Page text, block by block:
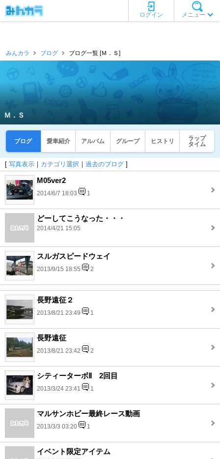
メニュー
ログイン
みんカラ ブログ ブログ一覧 [Ｍ．Ｓ]
Ｍ．Ｓ
ブログ 愛車紹介 アルバム グループ ヒストリ
ラップ
タイム
[ 写真表示 ｜ カテゴリ選択 ｜ 過去のブログ ]
M05ver2
2014/6/7 18:03 1
どーしてこうなった・・・
2014/4/21 15:05
スルガスピードウェイ
2013/9/15 18:55 2
長野遠征２
2013/8/21 23:49 1
長野遠征
2013/8/21 23:42 2
シティーターボⅡ 2回目
2013/3/24 23:41 1
マルサンホビー最終レース動画
2013/3/3 03:20 1
イベント限定アイテム